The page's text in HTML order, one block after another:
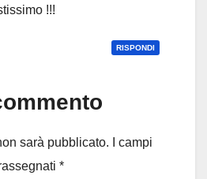
!!!
RISPONDI
sarà pubblicato.
I campi
*